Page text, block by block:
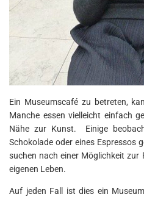
Ein Museumscafé zu betreten,
Manche essen vielleicht einfach
Nähe zur Kunst. Einige
Schokolade oder eines Espressos
suchen nach einer Möglichkeit
eigenen Leben.
Auf jeden Fall ist dies ein